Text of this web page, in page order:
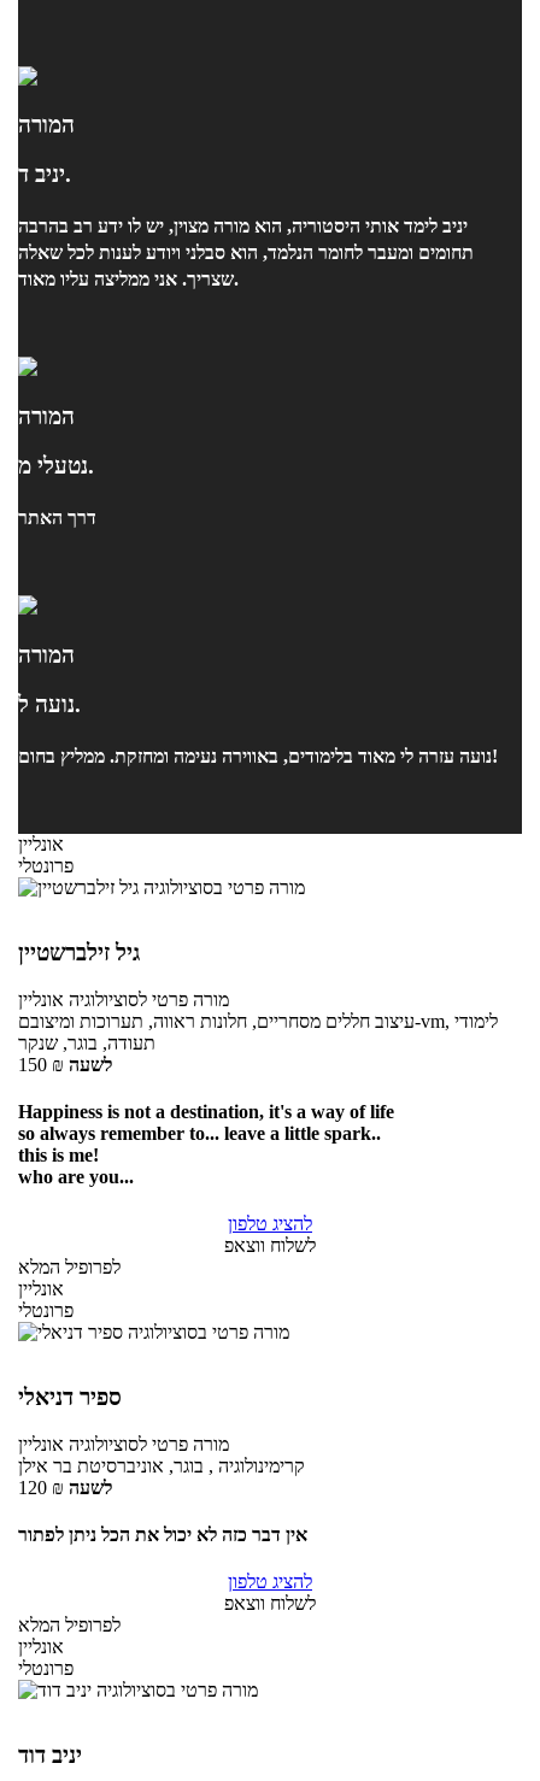
המורה
יניב ד.
יניב לימד אותי היסטוריה, הוא מורה מצוין, יש לו ידע רב בהרבה
תחומים ומעבר לחומר הנלמד, הוא סבלני ויודע לענות לכל שאלה
שצריך. אני ממליצה עליו מאוד.
המורה
נטעלי מ.
דרך האתר
המורה
נועה ל.
נועה עזרה לי מאוד בלימודים, באווירה נעימה ומחזקת. ממליץ בחום!
אונליין
פרונטלי
גיל זילברשטיין
מורה פרטי לסוציולוגיה אונליין
עיצוב חללים מסחריים, חלונות ראווה, תערוכות ומיצובם-vm, לימודי
תעודה, בוגר, שנקר
150 ₪ לשעה
Happiness is not a destination, it's a way of life
so always remember to... leave a little spark..
this is me!
who are you...
להציג טלפון
לשלוח ווצאפ
לפרופיל המלא
אונליין
פרונטלי
ספיר דניאלי
מורה פרטי לסוציולוגיה אונליין
קרימינולוגיה , בוגר, אוניברסיטת בר אילן
120 ₪ לשעה
אין דבר כזה לא יכול את הכל ניתן לפתור
להציג טלפון
לשלוח ווצאפ
לפרופיל המלא
אונליין
פרונטלי
יניב דוד